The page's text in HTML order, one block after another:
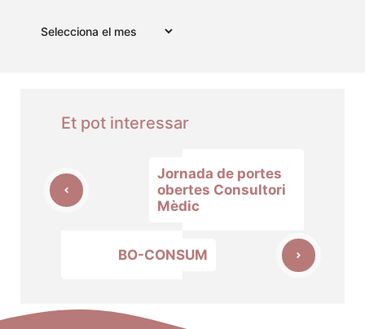
Et pot interessar
Jornada de portes
obertes Consultori
Mèdic
BO-CONSUM